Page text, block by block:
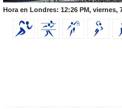
Hora en Londres: 12:26 PM, viernes,